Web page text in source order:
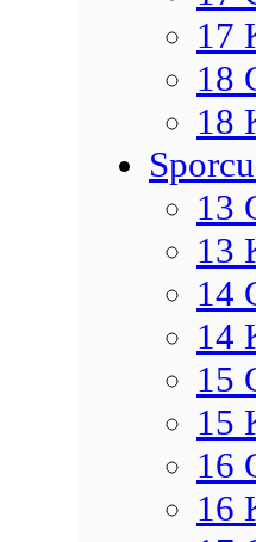
17
18
18
13
13
14
14
15
15
16
16